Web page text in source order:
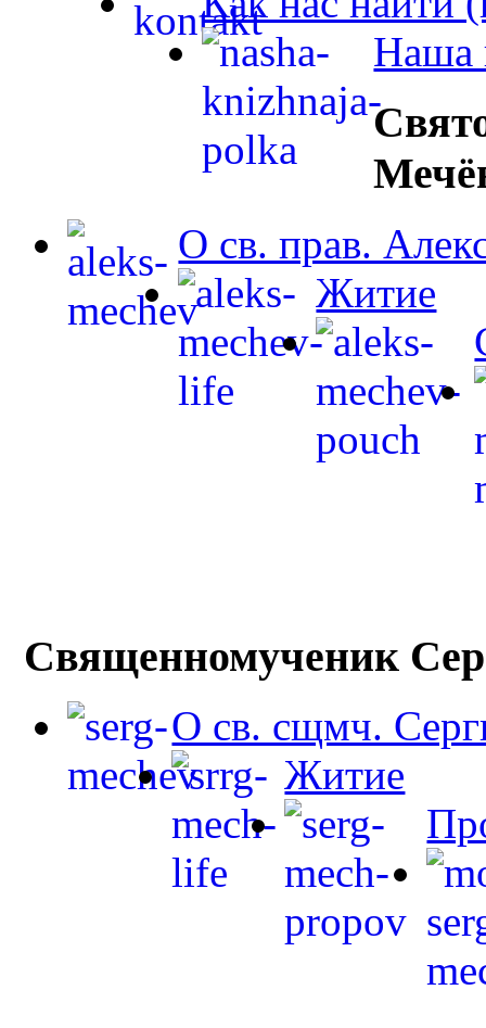
Наша
О св. прав.
Житие
Священномученик
О св. сщмч.
Житие